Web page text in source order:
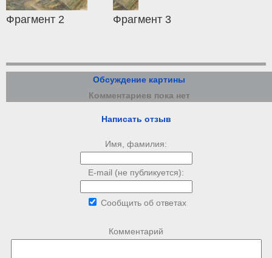
Фрагмент 2 Фрагмент 3
Обсуждение картины
Комментариев пока нет
Написать отзыв
Имя, фамилия:
E-mail (не публикуется):
Сообщить об ответах
Комментарий